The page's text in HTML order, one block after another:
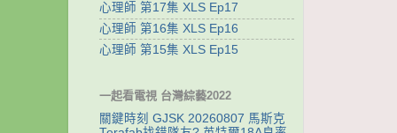
心理師 第17集 XLS Ep17
心理師 第16集 XLS Ep16
心理師 第15集 XLS Ep15
一起看電視 台灣綜藝2022
關鍵時刻 GJSK 20260807 馬斯克